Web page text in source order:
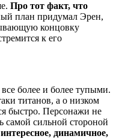
Про тот факт, что
план придумал Эрен,
концовку
к его
более и более тупыми.
титанов, а о низком
быстро. Персонажи не
самой сильной стороной
динамичное,